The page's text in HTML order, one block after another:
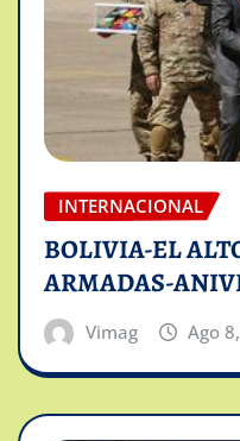
INTERNACIONAL
BOLIVIA-EL
ARMADAS-
Vimag Ago